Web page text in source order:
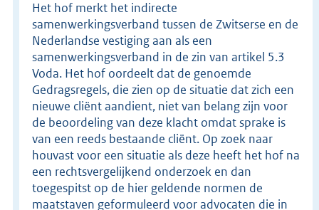
Het hof merkt het indirecte
samenwerkingsverband tussen de Zwitserse en de
Nederlandse vestiging aan als een
samenwerkingsverband in de zin van artikel 5.3
Voda. Het hof oordeelt dat de genoemde
Gedragsregels, die zien op de situatie dat zich een
nieuwe cliënt aandient, niet van belang zijn voor
de beoordeling van deze klacht omdat sprake is
van een reeds bestaande cliënt. Op zoek naar
houvast voor een situatie als deze heeft het hof na
een rechtsvergelijkend onderzoek en dan
toegespitst op de hier geldende normen de
maatstaven geformuleerd voor advocaten die in